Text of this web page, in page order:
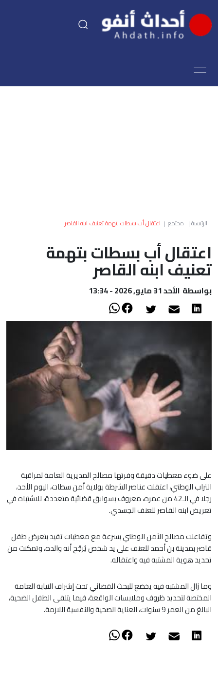
اقتصاد
العالم
أعمدة
الصحراء
الرئيسية| مجتمع | اعتقال أب بسطات بتهمة تعنيف ابنه القاصر
اعتقال أب بسطات بتهمة
تعنيف ابنه القاصر
بواسطة الأحد 31 مايو, 2026 - 13:34
على ضوء معطيات دقيقة وفرتها مصالح المديرية العامة لمراقبة
التراب الوطني، اعتقلت عناصر الشرطة بولاية أمن سطات، اليوم الأحد،
رجلا في الـ42 من عمره، معروف بسوابق قضائية متعددة، للاشتباه في
تعريض ابنه القاصر للعنف الجسدي.
وتفاعلت مصالح الأمن الوطني بسرعة مع معطيات تفيد بتعرض طفل
قاصر بمدينة بن أحمد للعنف على يد شخص يُرجَّح أنه والده، وتمكنت من
تحديد هوية المشتبه فيه واعتقاله.
وما زال المشتبه فيه يخضع للبحث القضائي تحت إشراف النيابة العامة
المختصة لتحديد ظروف وملابسات الواقعة، فيما يتلقى الطفل الضحية،
البالغ من العمر 9 سنوات، العناية الصحية والنفسية اللازمة.